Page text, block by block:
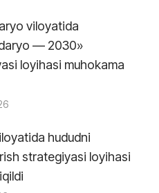
viloyatida
— 2030»
loyihasi muhokama
hududni
strategiyasi loyihasi